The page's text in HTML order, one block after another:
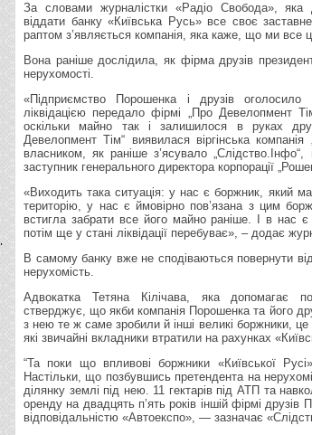
За словами журналістки «Радіо Свобода»,
віддати банку «Київська Русь» все своє
раптом з’являється компанія, яка каже, що ми все
Вона раніше дослідила, як фірма друзів
нерухомості.
«Підприємство Порошенка і друзів
ліквідацією передало фірмі „Про Девелопмент
оскільки майно так і залишилося в руках
Девелопмент Тім“ виявилася віргінська
власником, як раніше з’ясувало
заступник генерального директора корпорації
«Виходить така ситуація: у нас є боржник, який
територію, у нас є ймовірно пов’язана з цим
встигла забрати все його майно раніше. І в нас
потім ще у стані ліквідації перебуває», – додає
В самому банку вже не сподіваються повернути
нерухомість.
Адвокатка Тетяна Кілічава, яка допомагає
стверджує, що якби компанія Порошенка та його
з нею те ж саме зробили й інші великі боржники,
які звичайні вкладники втратили на рахунках
“Та поки що впливові боржники «Київської
Настільки, що позбувшись претендента на
ділянку землі під нею. 11 гектарів під АТП та
оренду на двадцять п’ять років іншій фірмі
відповідальністю «Автоекспо», — зазначає